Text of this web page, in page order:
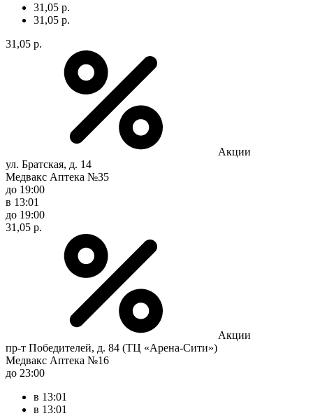
31,05 р.
31,05 р.
31,05 р.
Акции
ул. Братская, д. 14
Медвакс Аптека №35
до 19:00
в 13:01
до 19:00
31,05 р.
Акции
пр-т Победителей, д. 84 (ТЦ «Арена-Сити»)
Медвакс Аптека №16
до 23:00
в 13:01
в 13:01